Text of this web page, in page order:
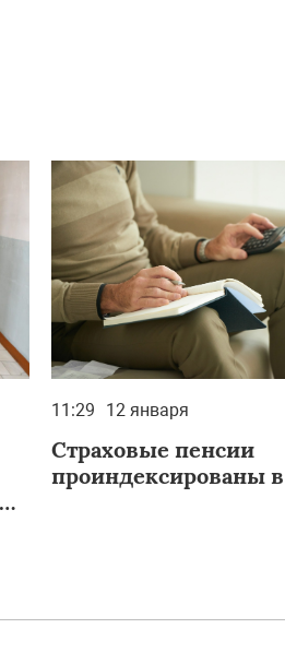
11:29 12 января
Страховые пенсии
проиндексированы